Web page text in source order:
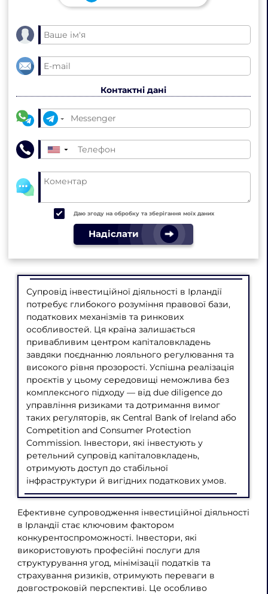
Контактні дані
▼
Даю згоду на обробку та зберігання моїх даних
Надіслати
Супровід інвестиційної діяльності в Ірландії
потребує глибокого розуміння правової бази,
податкових механізмів та ринкових
особливостей. Ця країна залишається
привабливим центром капіталовкладень
завдяки поєднанню лояльного регулювання та
високого рівня прозорості. Успішна реалізація
проєктів у цьому середовищі неможлива без
комплексного підходу — від due diligence до
управління ризиками та дотримання вимог
таких регуляторів, як Central Bank of Ireland або
Competition and Consumer Protection
Commission. Інвестори, які інвестують у
ретельний супровід капіталовкладень,
отримують доступ до стабільної
інфраструктури й вигідних податкових умов.
Ефективне супроводження інвестиційної діяльності
в Ірландії стає ключовим фактором
конкурентоспроможності. Інвестори, які
використовують професійні послуги для
структурування угод, мінімізації податків та
страхування ризиків, отримують переваги в
довгостроковій перспективі. Це особливо